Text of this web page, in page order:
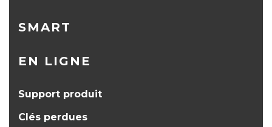
SMART
EN LIGNE
Support produit
Clés perdues